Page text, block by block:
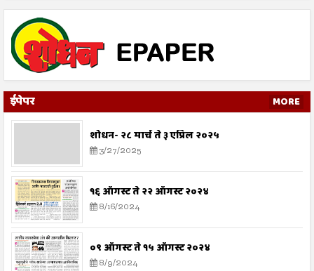
ईपेपर MORE
शोधन- २८ मार्च ते ३ एप्रिल २०२५
3/27/2025
१६ ऑगस्ट ते २२ ऑगस्ट २०२४
8/16/2024
०९ ऑगस्ट ते १५ ऑगस्ट २०२४
8/9/2024